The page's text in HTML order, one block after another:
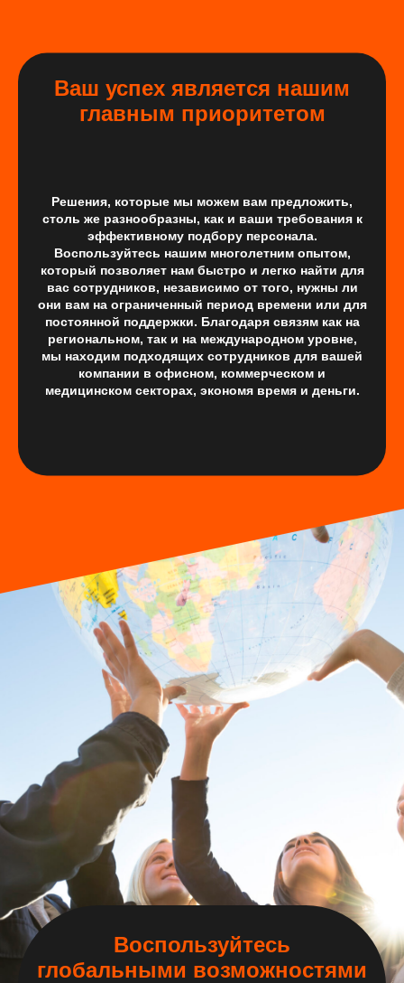
Ваш успех является нашим
главным приоритетом
Решения, которые мы можем вам предложить,
столь же разнообразны, как и ваши требования к
эффективному подбору персонала.
Воспользуйтесь нашим многолетним опытом,
который позволяет нам быстро и легко найти для
вас сотрудников, независимо от того, нужны ли
они вам на ограниченный период времени или для
постоянной поддержки. Благодаря связям как на
региональном, так и на международном уровне,
мы находим подходящих сотрудников для вашей
компании в офисном, коммерческом и
медицинском секторах, экономя время и деньги.
Воспользуйтесь
глобальными возможностями